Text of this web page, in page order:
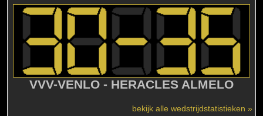
VVV-VENLO - HERACLES ALMELO
bekijk alle wedstrijdstatistieken »